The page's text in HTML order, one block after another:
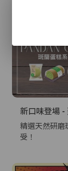
新口味登場 -
精選天然研磨
受！